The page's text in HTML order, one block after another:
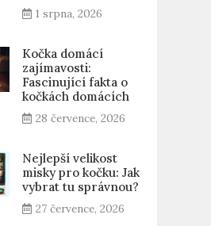
1 srpna, 2026
Kočka domácí
zajímavosti:
Fascinující fakta o
kočkách domácích
28 července, 2026
Nejlepší velikost
misky pro kočku: Jak
vybrat tu správnou?
27 července, 2026